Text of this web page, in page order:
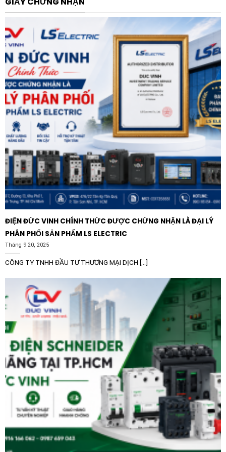
nối bên trong mạch tam giác cho phép giảm dòng
điện vận hành qua thiết bị, từ đó tối ưu hóa chi phí
đầu tư thiết bị ngoại vi. Nhờ quy trình kiểm tra tích
hợp (embedded test routine), việc cấu hình và đưa
vào vận hành hệ thống đấu delta trở nên vô cùng
đơn giản.
Tích hợp các biện pháp an toàn không gian mạng:
Được thiết kế cho xu hướng số hóa toàn cầu, dòng
sản phẩm này đáp ứng nghiêm ngặt các tiêu chuẩn
bảo mật an ninh mạng quốc tế. Thiết bị sở hữu các
tính năng tiên tiến như ghi nhật ký sự kiện bảo mật,
kiểm soát quyền truy cập của người dùng và cập
nhật chương trình cơ sở bảo mật (cybersecure
firmware update), giúp bảo vệ toàn diện tài sản của
doanh nghiệp trước các nguy cơ tấn công mạng.
Chế độ dừng thông minh cho tải có quán tính lớn:
Nhờ trang bị hệ thống phanh động năng (dynamic
braking) và cơ chế bơm dòng một chiều (DC
injection), thiết bị có khả năng dừng các hệ thống
máy móc có moment quán tính cực lớn một cách
Lợi ích vượt trội khi sử dụng cho hệ
thống doanh nghiệp
Đầu tư lắp đặt khởi động mềm Schneider
ATS480C21Y 210A 208-690V mang lại những giá trị
kinh tế và vận hành thiết thực lâu dài:
Tiết kiệm năng lượng và giảm chi phí vận hành:Nhờ
khả năng giới hạn dòng khởi động tối ưu (có thể cấu
hình linh hoạt từ 150% đến 700% dòng định mức), thiết
bị giúp giảm thiểu sụt áp trên lưới điện nội bộ và ngăn
ngừa tình trạng quá tải hệ thống. Hiệu suất năng lượng
của thiết bị đạt mức lý tưởng lên tới hơn 99.5%, hạn
chế hao tổn điện năng ở trạng thái vận hành ổn định.
ĐIỆN ĐỨC VINH CHÍNH THỨC ĐƯỢC CHỨNG NHẬN LÀ ĐẠI LÝ
PHÂN PHỐI SẢN PHẨM LS ELECTRIC
Tháng 9 20, 2025
CÔNG TY TNHH ĐẦU TƯ THƯƠNG MẠI DỊCH [...]